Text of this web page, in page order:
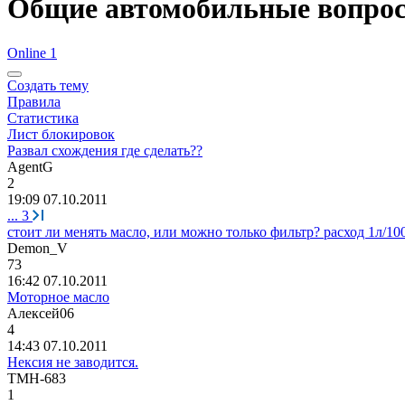
Общие автомобильные
Online 1
Создать тему
Правила
Статистика
Лист блокировок
Развал схождения где сделать??
AgentG
2
19:09 07.10.2011
... 3
стоит ли менять масло, или можно только фильтр? расход 1л/
Demon_V
73
16:42 07.10.2011
Моторное масло
Алексей06
4
14:43 07.10.2011
Нексия не заводится.
ТМН-683
1